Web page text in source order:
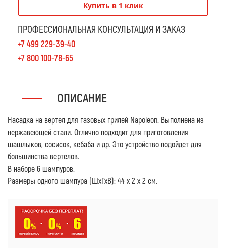
Купить в 1 клик
ПРОФЕССИОНАЛЬНАЯ КОНСУЛЬТАЦИЯ И ЗАКАЗ
+7 499 229-39-40
+7 800 100-78-65
ОПИСАНИЕ
Насадка на вертел для газовых грилей Napoleon. Выполнена из
нержавеющей стали. Отлично подходит для приготовления
шашлыков, сосисок, кебаба и др. Это устройство подойдет для
большинства вертелов.
В наборе 6 шампуров.
Размеры одного шампура (ШхГхВ): 44 х 2 х 2 см.